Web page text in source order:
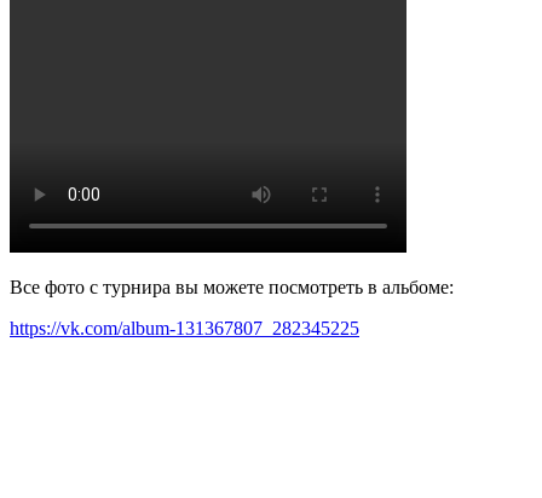
Все фото с турнира вы можете посмотреть в альбоме:
https://vk.com/album-131367807_282345225